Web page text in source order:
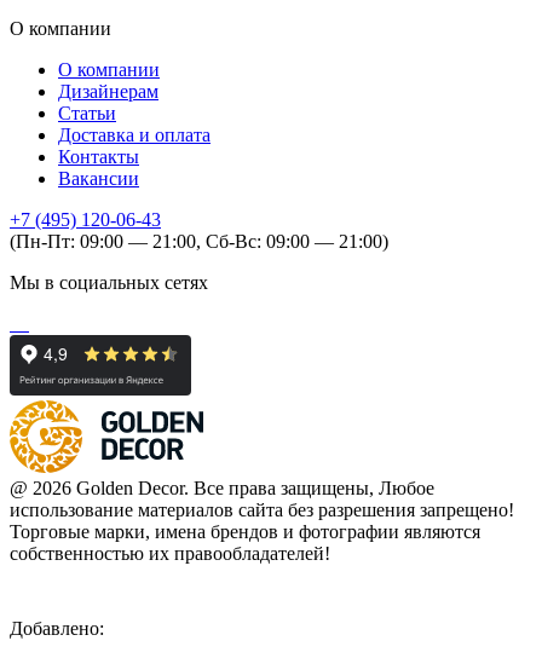
О компании
О компании
Дизайнерам
Статьи
Доставка и оплата
Контакты
Вакансии
+7 (495) 120-06-43
(Пн-Пт: 09:00 — 21:00, Сб-Вс: 09:00 — 21:00)
Мы в социальных сетях
@ 2026 Golden Decor. Все права защищены, Любое
использование материалов сайта без разрешения запрещено!
Торговые марки, имена брендов и фотографии являются
собственностью их правообладателей!
Добавлено: